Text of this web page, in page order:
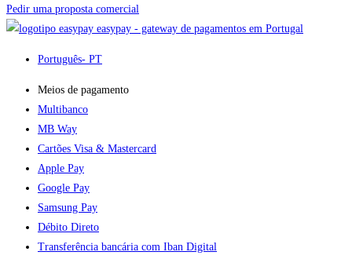
Pedir uma proposta comercial
easypay - gateway de pagamentos em Portugal
Português- PT
Meios de pagamento
Multibanco
MB Way
Cartões Visa & Mastercard
Apple Pay
Google Pay
Samsung Pay
Débito Direto
Transferência bancária com Iban Digital